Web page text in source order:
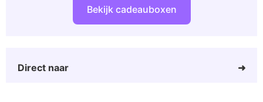
Bekijk cadeauboxen
Direct naar